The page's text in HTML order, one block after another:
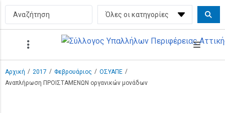
Αρχική / 2017 / Φεβρουάριος / ΟΣΥΑΠΕ /
Αναπλήρωση ΠΡΟΙΣΤΑΜΕΝΩΝ οργανικών μονάδων